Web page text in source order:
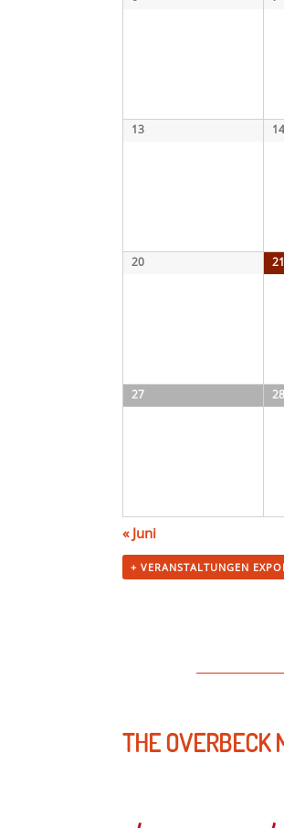
13 14
20 21
27 28
«Juni
+ VERANSTALTUNGEN
THE OVERBECK